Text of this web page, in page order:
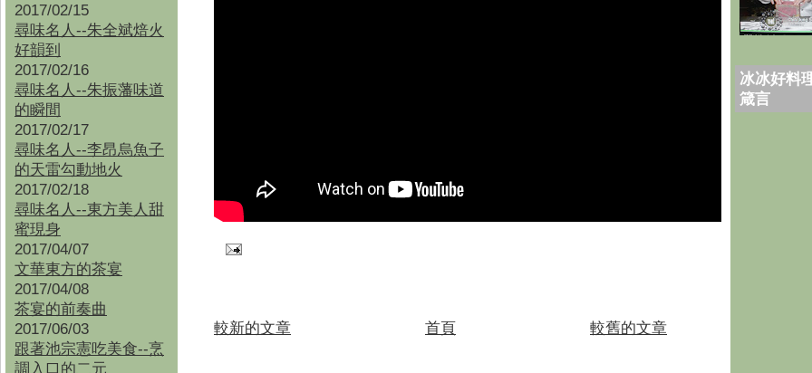
2017/02/15
尋味名人--朱全斌焙火
好韻到
2017/02/16
尋味名人--朱振藩味道
的瞬間
2017/02/17
尋味名人--李昂烏魚子
的天雷勾動地火
2017/02/18
尋味名人--東方美人甜
蜜現身
2017/04/07
文華東方的茶宴
2017/04/08
茶宴的前奏曲
2017/06/03
跟著池宗憲吃美食--烹
調入口的二元
較新的文章 較舊的文章
首頁
冰冰好料
箴言